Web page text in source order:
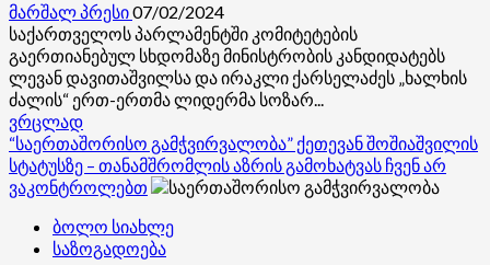
მარშალ პრესი07/02/2024
საქართველოს პარლამენტში კომიტეტების
გაერთიანებულ სხდომაზე მინისტრობის კანდიდატებს
ლევან დავითაშვილსა და ირაკლი ქარსელაძეს „ხალხის
ძალის“ ერთ-ერთმა ლიდერმა სოზარ...
ვრცლადRead
more
about
თეთნულდი
შეიძენს
იმ
პოტენციალს,
“საერთაშორისო გამჭვირვალობა” ქეთევან შოშიაშვილის
სტატუსზე – თანამშრომლის აზრის გამოხატვას ჩვენ არ
ვაკონტროლებთ
ბოლო სიახლე
საზოგადოება